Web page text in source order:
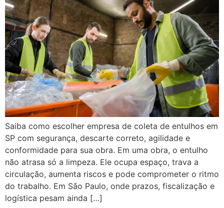
Saiba como escolher empresa de coleta de entulhos em
SP com segurança, descarte correto, agilidade e
conformidade para sua obra. Em uma obra, o entulho
não atrasa só a limpeza. Ele ocupa espaço, trava a
circulação, aumenta riscos e pode comprometer o ritmo
do trabalho. Em São Paulo, onde prazos, fiscalização e
logística pesam ainda […]